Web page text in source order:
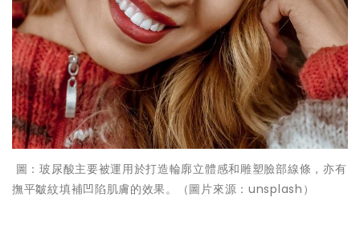
圖：玻尿酸主要被運用於打造輪廓立體感和雕塑臉部線條，亦有
撫平皺紋填補凹陷肌膚的效果。（圖片來源：unsplash）